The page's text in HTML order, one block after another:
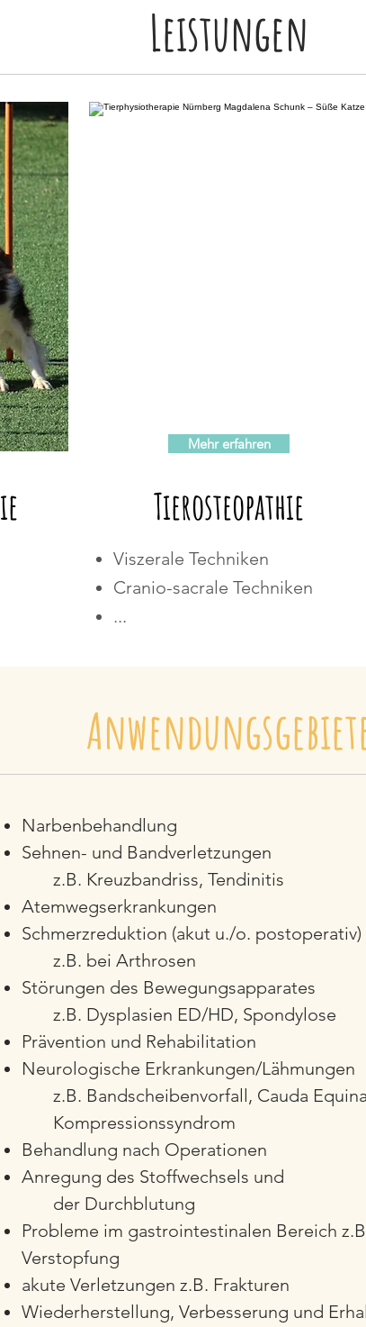
Leistungen
Mehr erfahren
Tierosteopathie
Viszerale Techniken
Cranio-sacrale Techniken
...
Narbenbehandlung
Sehnen- und Bandverletzungen
z.B. Kreuzbandriss, Tendinitis
Atemwegserkrankungen
Schmerzreduktion (akut u./o. postoperativ)
z.B. bei Arthrosen
Störungen des Bewegungsapparates
z.B. Dysplasien ED/HD, Spondylose
Prävention und Rehabilitation
Neurologische Erkrankungen/Lähmungen
z.B. Bandscheibenvorfall, Cauda Equina
Kompressionssyndrom
Behandlung nach Operationen
Anregung des Stoffwechsels und
der Durchblutung
Probleme im gastrointestinalen Bereich
Verstopfung
akute Verletzungen z.B. Frakturen
Wiederherstellung, Verbesserung und